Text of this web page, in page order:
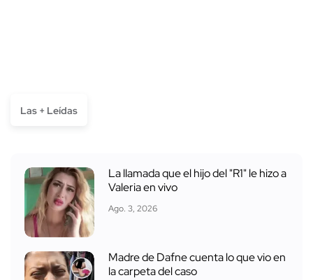
Las + Leídas
La llamada que el hijo del "R1" le hizo a
Valeria en vivo
Ago. 3, 2026
Madre de Dafne cuenta lo que vio en
la carpeta del caso